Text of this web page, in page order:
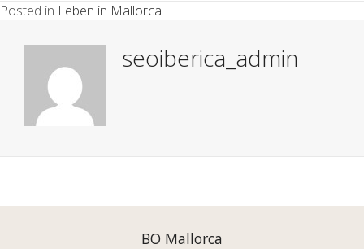
Posted in Leben in Mallorca
seoiberica_admin
navigation
BO Mallorca